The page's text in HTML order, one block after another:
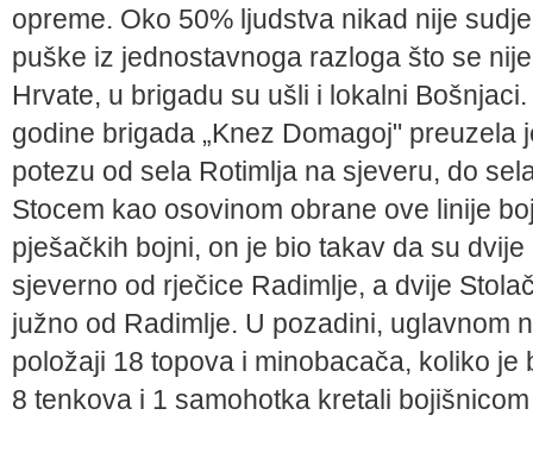
opreme. Oko 50% ljudstva nikad nije
puške iz jednostavnoga razloga što se
Hrvate, u brigadu su ušli i lokalni
godine brigada „Knez Domagoj"
potezu od sela Rotimlja na sjeveru, do
Stocem kao osovinom obrane ove linije
pješačkih bojni, on je bio takav da su
sjeverno od rječice Radimlje, a dvije
južno od Radimlje. U pozadini, uglavnom
položaji 18 topova i minobacača, koliko
8 tenkova i 1 samohotka kretali